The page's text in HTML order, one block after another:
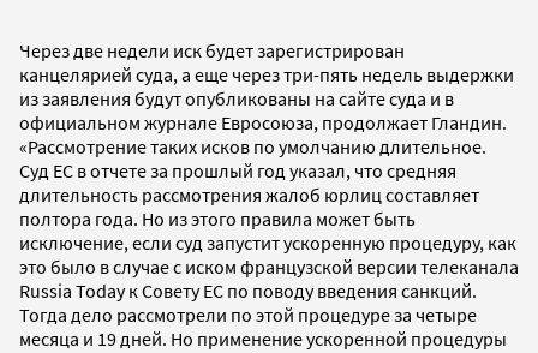
Через две недели иск будет зарегистрирован
канцелярией суда, а еще через три-пять недель выдержки
из заявления будут опубликованы на сайте суда и в
официальном журнале Евросоюза, продолжает Гландин.
«Рассмотрение таких исков по умолчанию длительное.
Суд ЕС в отчете за прошлый год указал, что средняя
длительность рассмотрения жалоб юрлиц составляет
полтора года. Но из этого правила может быть
исключение, если суд запустит ускоренную процедуру, как
это было в случае с иском французской версии телеканала
Russia Today к Совету ЕС по поводу введения санкций.
Тогда дело рассмотрели по этой процедуре за четыре
месяца и 19 дней. Но применение ускоренной процедуры